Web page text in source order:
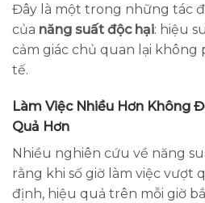
Đây là một trong những tác
của năng suất độc hại: hiệu
cảm giác chủ quan lại
tế.
Làm Việc Nhiều Hơn Không
Quả Hơn
Nhiều nghiên cứu về năng
rằng khi số giờ làm việc vượt
định, hiệu quả trên mỗi giờ